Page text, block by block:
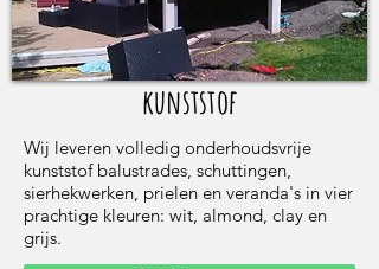
kunststof
Wij leveren volledig onderhoudsvrije
kunststof balustrades, schuttingen,
sierhekwerken, prielen en veranda's in vier
prachtige kleuren: wit, almond, clay en
grijs.